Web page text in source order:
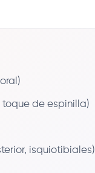
toque de espinilla)
isquiotibiales)